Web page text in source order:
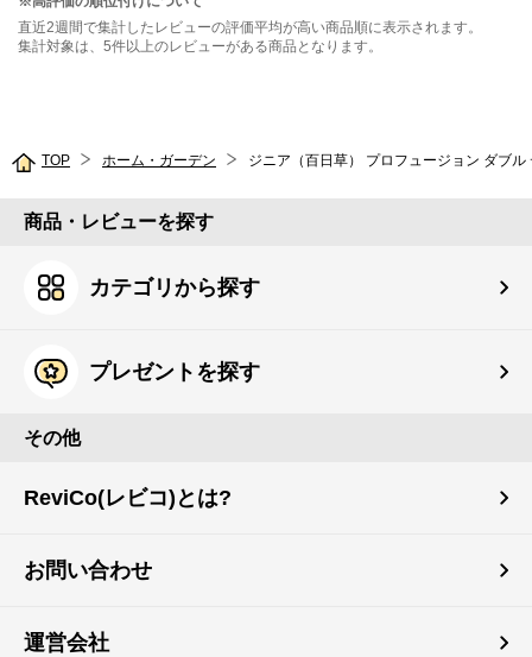
直近2週間で集計したレビューの評価平均が高い商品順に表示されます。
集計対象は、5件以上のレビューがある商品となります。
TOP ホーム・ガーデン
商品・レビューを探す
カテゴリから探す
プレゼントを探す
その他
ReviCo(レビコ)とは?
お問い合わせ
運営会社